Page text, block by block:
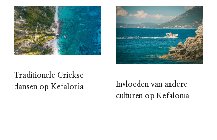
Traditionele Griekse
dansen op Kefalonia
Invloeden van andere
culturen op Kefalonia